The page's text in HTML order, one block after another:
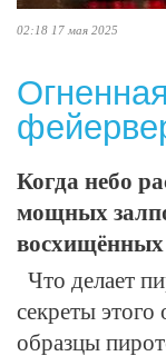
02:18 17 мая 2025
Когда небо
мощных
восхищённых
Что делает
секреты этого
образцы